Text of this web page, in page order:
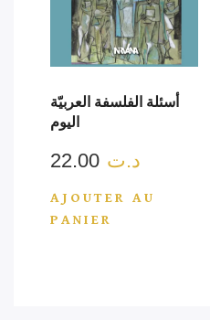
أسئلة الفلسفة العربيّة
اليوم
د.ت
AJOUTER AU
PANIER